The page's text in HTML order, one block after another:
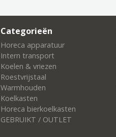
Categorieën
Horeca apparatuur
Intern transport
Koelen & vriezen
Roestvrijstaal
Warmhouden
Koelkasten
Horeca bierkoelkasten
GEBRUIKT / OUTLET